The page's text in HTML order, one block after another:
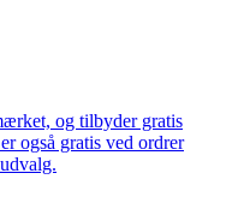
og tilbyder gratis
også gratis ved ordrer